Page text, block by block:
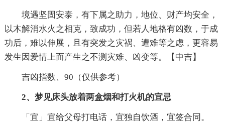
境遇坚固安泰，有下属之助力，地位、财产均安全，
以木解消水火之相克，致成功，但若人地格有凶数，于成
功后，难以伸展，且有突发之灾祸、遭难等之虑，更容易
发生因爱情上而产生之不测灾难、凶变等。【中吉】
吉凶指数、90（仅供参考）
2、梦见床头放着两盒烟和打火机的宜忌
「宜」宜给父母打电话，宜独自饮酒，宜签合同。